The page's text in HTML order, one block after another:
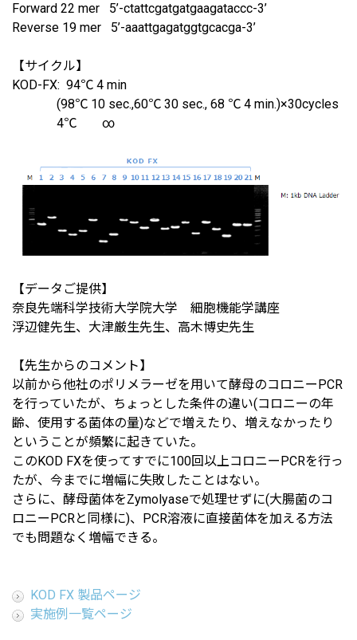
Forward 22 mer 5’-ctattcgatgatgaagataccc-3’
Reverse 19 mer 5’-aaattgagatggtgcacga-3’
【サイクル】
KOD-FX: 94℃ 4 min
(98℃ 10 sec.,60℃ 30 sec., 68 ℃ 4 min.)×30cycles
4℃ ∞
【データご提供】
奈良先端科学技術大学院大学 細胞機能学講座
浮辺健先生、大津厳生先生、高木博史先生
【先生からのコメント】
以前から他社のポリメラーゼを用いて酵母のコロニーPCR
を行っていたが、ちょっとした条件の違い(コロニーの年
齢、使用する菌体の量)などで増えたり、増えなかったり
ということが頻繁に起きていた。
このKOD FXを使ってすでに100回以上コロニーPCRを行っ
たが、今までに増幅に失敗したことはない。
さらに、酵母菌体をZymolyaseで処理せずに(大腸菌のコ
ロニーPCRと同様に)、PCR溶液に直接菌体を加える方法
でも問題なく増幅できる。
KOD FX 製品ページ
実施例一覧ページ